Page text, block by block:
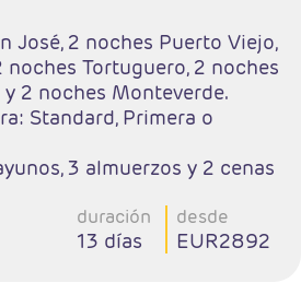
José, 2 noches Puerto Viejo,
noches Tortuguero, 2 noches
2 noches Monteverde.
Standard, Primera o
3 almuerzos y 2 cenas
15:00hrs tendrá un
el traslado en privado
suplemento.
duración
13 días
desde
EUR2892